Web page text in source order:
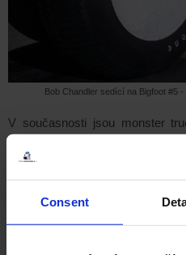
Consent
Bob Chandler sedící na Bigfoot #5
V současnosti jsou monster
díky laminátovým
závěsným systémem pro
onster Jam v Č R,